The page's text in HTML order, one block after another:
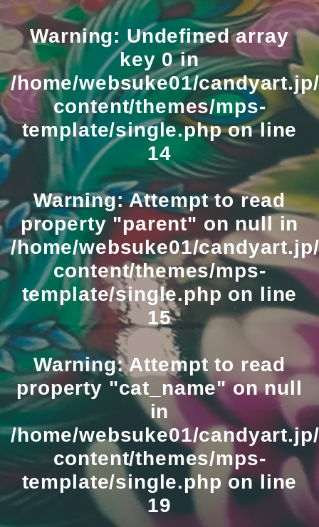
Warning: Undefined array
key 0 in
/home/websuke01/
content/themes/mps-
template/single.phpon line
14
Warning: Attempt to read
property "parent" on null in
/home/websuke01/
content/themes/mps-
template/single.php on line
15
Warning: Attempt to read
property "cat_name" on null
in
/home/websuke01/
content/themes/mps-
template/single.php on line
19